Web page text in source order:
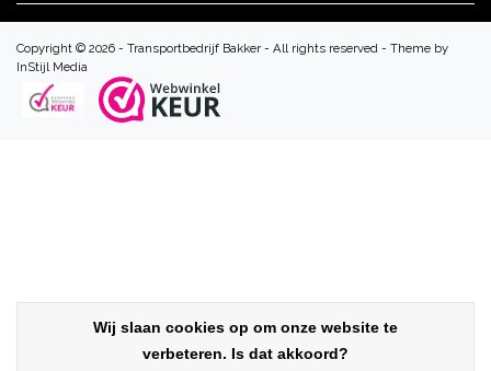
Copyright © 2026 - Transportbedrijf Bakker - All rights reserved - Theme by
InStijl Media
Wij slaan cookies op om onze website te
verbeteren. Is dat akkoord?